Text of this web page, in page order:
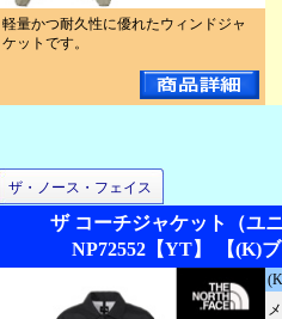
軽量かつ耐久性に優れたウィンドジャ
ケットです。
ザ・ノース・フェイス
ザ コーチジャケット（ユ
NP72552【YT】 【(K)